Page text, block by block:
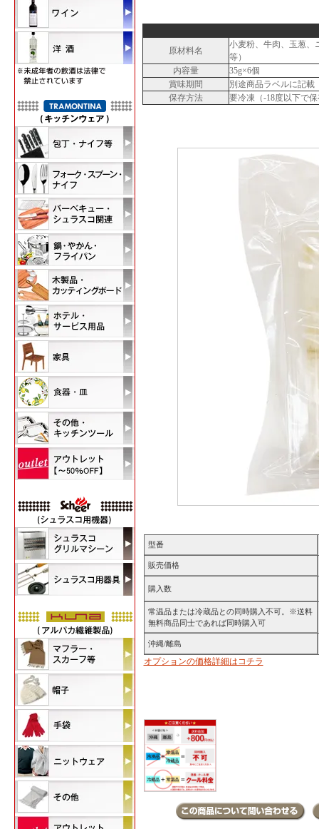
原材料名
小麦粉、牛肉、玉葱、
等）
内容量
35g×6個
賞味期間
別途商品ラベルに記載
保存方法
要冷凍（-18度以下で
型番
販売価格
購入数
常温品または冷蔵品との同時購入不可。※送料
無料商品同士であれば同時購入可
沖縄/離島
オプションの価格詳細はコチラ